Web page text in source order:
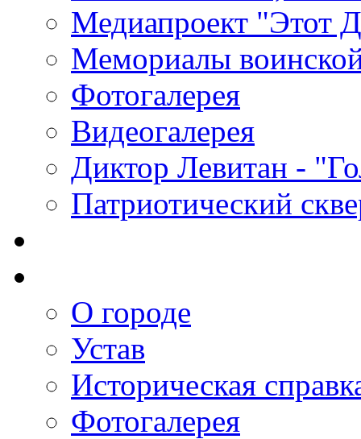
Медиапроект "Этот
Мемориалы
Фотогалерея
Видеогалерея
Диктор Левитан -
Патриотический
О городе
Устав
Историческая
Фотогалерея